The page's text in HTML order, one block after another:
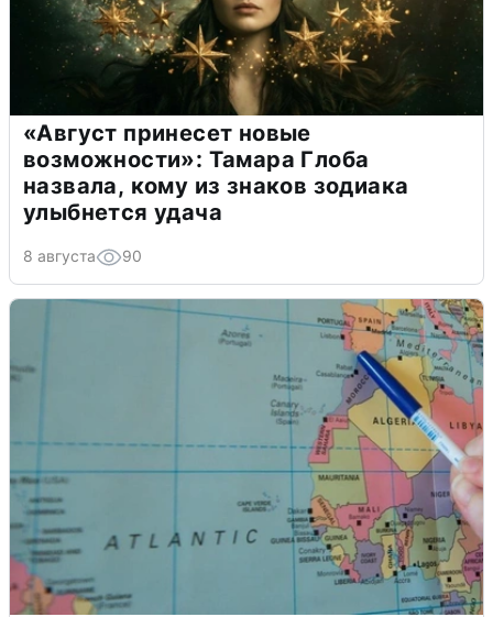
«Август принесет новые
возможности»: Тамара Глоба
назвала, кому из знаков зодиака
улыбнется удача
8 августа 90